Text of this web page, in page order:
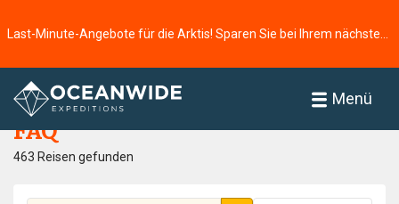
Menü
Startseite
FAQ
463 Reisen gefunden